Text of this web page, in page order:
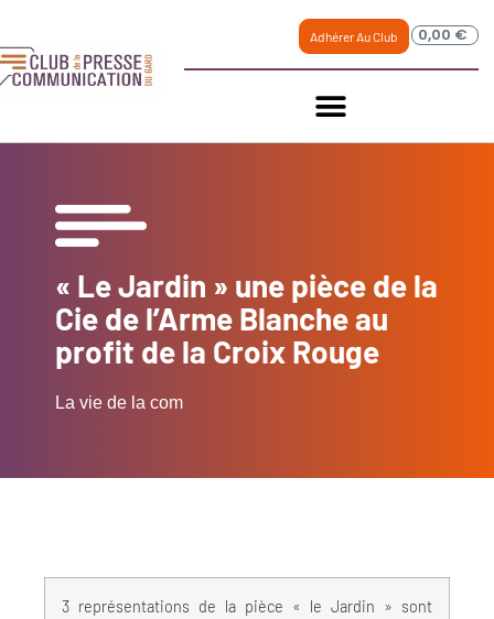
Adhérer Au Club 0,00 €
« Le Jardin » une pièce de la
Cie de l’Arme Blanche au
profit de la Croix Rouge
La vie de la com
3 représentations de la pièce « le Jardin » sont